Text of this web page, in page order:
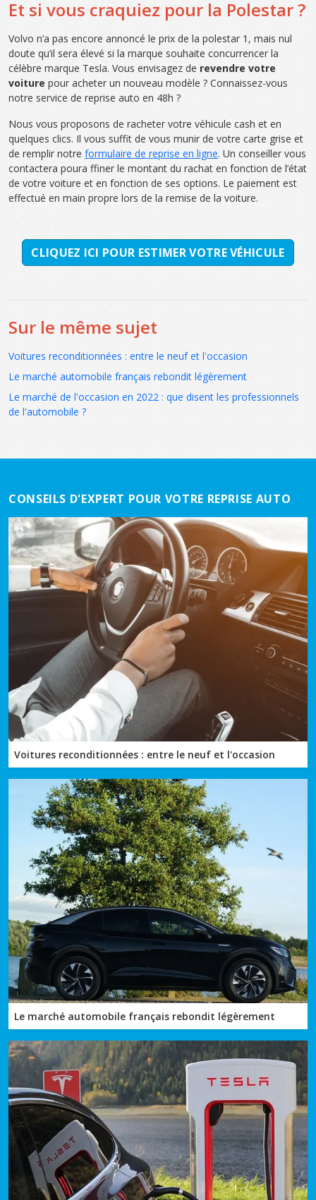
Et si vous craquiez pour la Polestar ?
Volvo n’a pas encore annoncé le prix de la polestar 1, mais nul
doute qu’il sera élevé si la marque souhaite concurrencer la
célèbre marque Tesla. Vous envisagez de revendre votre
voiture pour acheter un nouveau modèle ? Connaissez-vous
notre service de reprise auto en 48h ?
Nous vous proposons de racheter votre véhicule cash et en
quelques clics. Il vous suffit de vous munir de votre carte grise et
de remplir notre formulaire de reprise en ligne. Un conseiller vous
contactera poura ffiner le montant du rachat en fonction de l’état
de votre voiture et en fonction de ses options. Le paiement est
effectué en main propre lors de la remise de la voiture.
CLIQUEZ ICI POUR ESTIMER VOTRE VÉHICULE
Sur le même sujet
Voitures reconditionnées : entre le neuf et l'occasion
Le marché automobile français rebondit légèrement
Le marché de l'occasion en 2022 : que disent les professionnels
de l'automobile ?
CONSEILS D'EXPERT POUR VOTRE REPRISE AUTO
Voitures reconditionnées : entre le neuf et l'occasion
Le marché automobile français rebondit légèrement